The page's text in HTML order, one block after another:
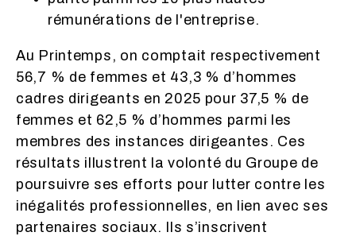
rémunérations de l'entreprise.
Au Printemps, on comptait respectivement
56,7 % de femmes et 43,3 % d’hommes
cadres dirigeants en 2025 pour 37,5 % de
femmes et 62,5 % d’hommes parmi les
membres des instances dirigeantes. Ces
résultats illustrent la volonté du Groupe de
poursuivre ses efforts pour lutter contre les
inégalités professionnelles, en lien avec ses
partenaires sociaux. Ils s’inscrivent